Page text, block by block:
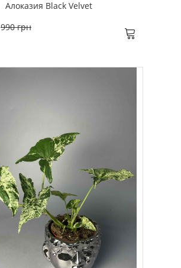
Алоказия Black Velvet
990 грн